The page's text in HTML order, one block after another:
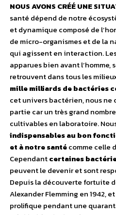
NOUS AVONS CRÉÉ UNE
santé dépend de notre
et dynamique composé de
de micro-organismes et de la
qui agissent en interaction.
apparues bien avant l’homme,
retrouvent dans tous les
mille milliards de bactéries
cet univers bactérien, nous ne
partie car un très grand
cultivables en laboratoire.
indispensables au bon
et à notre santécomme celle
Cependantcertaines
peuvent le devenir et sont
Depuis la découverte fortuite
Alexander Flemming en 1942,
prolifique pendant une